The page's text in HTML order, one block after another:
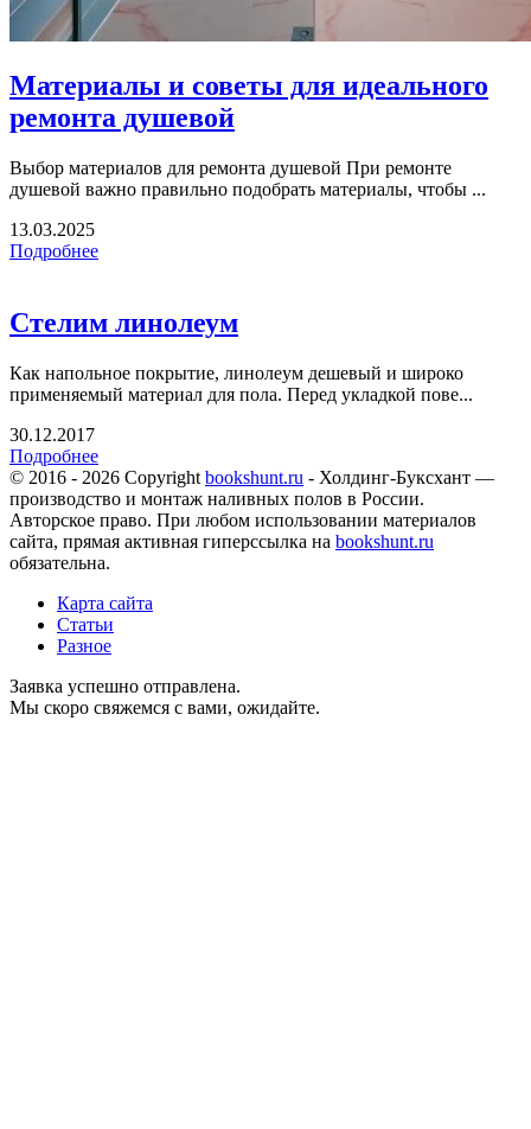
Материалы и советы для идеального
ремонта душевой
Выбор материалов для ремонта душевой При ремонте
душевой важно правильно подобрать материалы, чтобы ...
13.03.2025
Подробнее
Стелим линолеум
Как напольное покрытие, линолеум дешевый и широко
применяемый материал для пола. Перед укладкой пове...
30.12.2017
Подробнее
© 2016 - 2026 Copyright bookshunt.ru - Холдинг-Буксхант —
производство и монтаж наливных полов в России.
Авторское право. При любом использовании материалов
сайта, прямая активная гиперссылка на bookshunt.ru
обязательна.
Карта сайта
Статьи
Разное
Заявка успешно отправлена.
Мы скоро свяжемся с вами, ожидайте.